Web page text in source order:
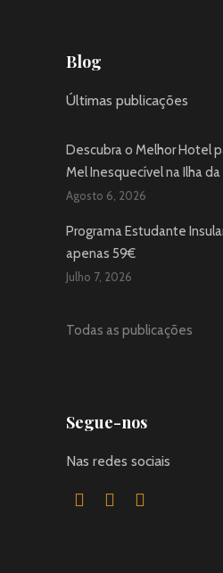
Blog
Últimas publicações
Descubra o Melhor Hotel
Mel Inesquecível na Ilha da
Agosto 6, 2026
Programa Estudante
apenas 59€
Julho 7, 2026
Todas as publicações
Segue-nos
Nas redes sociais